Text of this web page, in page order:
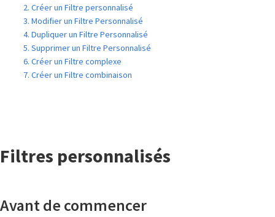
2. Créer un Filtre personnalisé
3. Modifier un Filtre Personnalisé
4. Dupliquer un Filtre Personnalisé
5. Supprimer un Filtre Personnalisé
6. Créer un Filtre complexe
7. Créer un Filtre combinaison
Filtres personnalisés
Avant de commencer